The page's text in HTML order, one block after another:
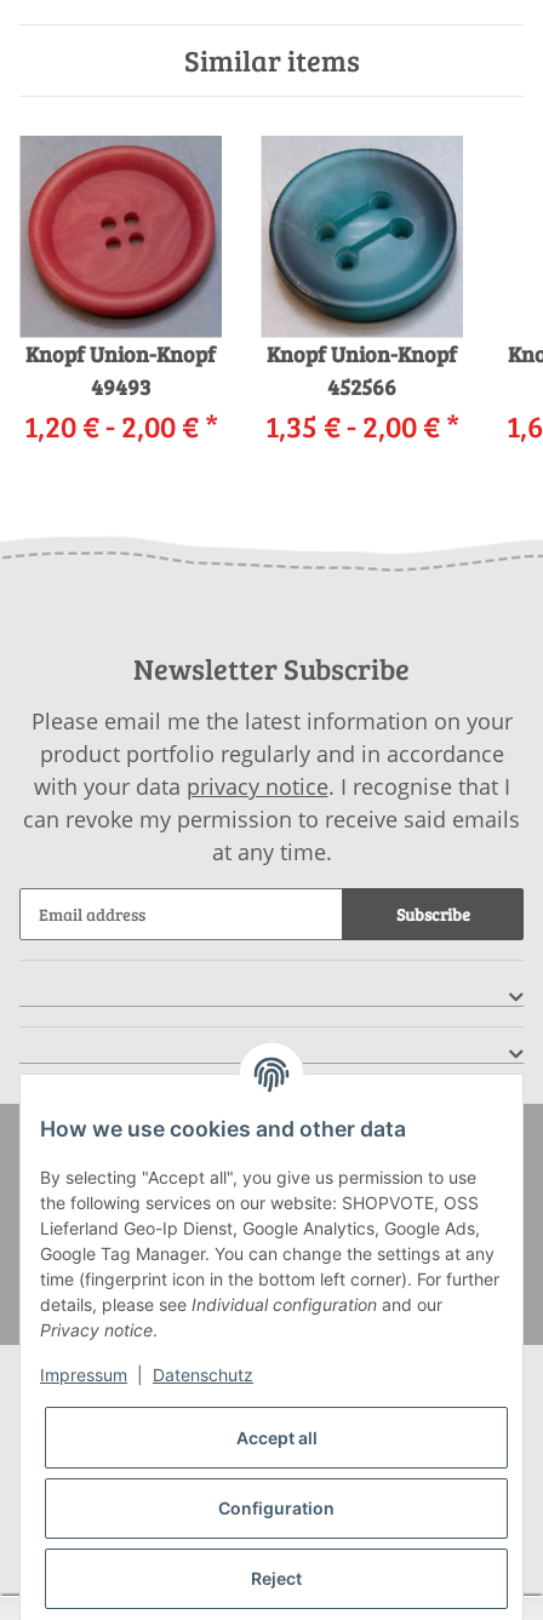
Similar items
Knopf Union-Knopf
49493
1,20 € -2,00 €*
Knopf Union-Knopf
452566
1,35 € -2,00 €*
Newsletter Subscribe
Please email me the latest information on your
product portfolio regularly and in accordance
with your data privacy notice. I recognise that I
can revoke my permission to receive said emails
at any time.
Subscribe
* Alle Preise inkl. gesetzlicher USt., zzgl.Versand
** Gilt für Lieferungen innerhalb Deutschlands,
Lieferzeiten für andere Länder entnehmen Sie bitte
Versandkostenübersicht
How we use cookies and other data
By selecting "Accept all", you give us permission to use
the following services on our website: SHOPVOTE, OSS
Lieferland Geo-Ip Dienst, Google Analytics, Google Ads,
Google Tag Manager. You can change the settings at any
time (fingerprint icon in the bottom left corner). For further
details, please see Individual configuration and our
Privacy notice.
Impressum Datenschutz
Accept all
Configuration
Reject
SEHR GUT (4.95 / 5)